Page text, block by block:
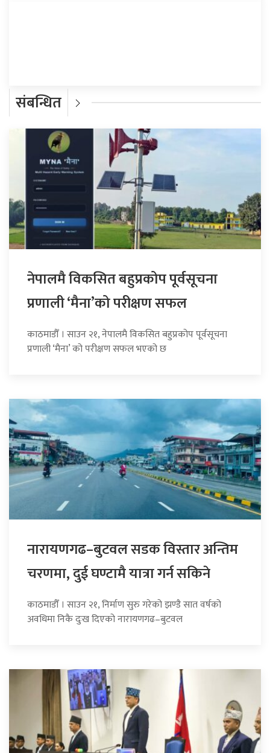
संबन्धित
नेपालमै विकसित बहुप्रकोप पूर्वसूचना
प्रणाली ‘मैना’को परीक्षण सफल
काठमाडौँ । साउन २१, नेपालमै विकसित बहुप्रकोप पूर्वसूचना
प्रणाली ‘मैना’ को परीक्षण सफल भएको छ
नारायणगढ–बुटवल सडक विस्तार अन्तिम
चरणमा, दुई घण्टामै यात्रा गर्न सकिने
काठमाडौँ । साउन २१, निर्माण सुरु गरेको झण्डै सात वर्षको
अवधिमा निकै दुःख दिएको नारायणगढ–बुटवल